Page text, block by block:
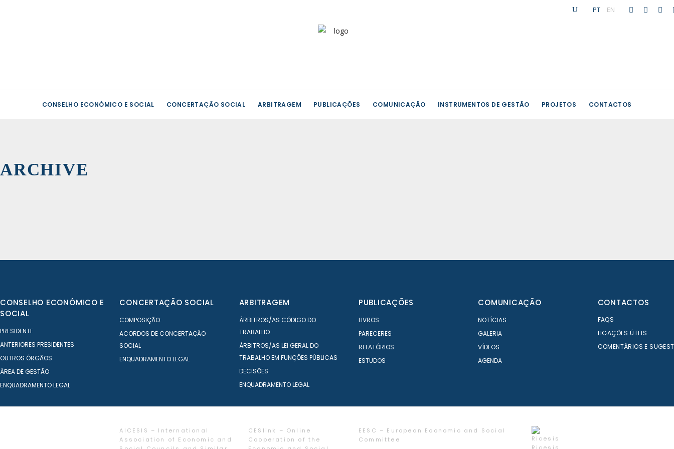
PT EN
CONSELHO ECONÓMICO E SOCIAL CONCERTAÇÃO SOCIAL ARBITRAGEM PUBLICAÇÕES COMUNICAÇÃO INSTRUMENTOS DE GESTÃO PROJETOS CONTACTOS
ARCHIVE
CONSELHO ECONÓMICO E
SOCIAL
PRESIDENTE
ANTERIORES PRESIDENTES
OUTROS ÓRGÃOS
ÁREA DE GESTÃO
ENQUADRAMENTO LEGAL
CONCERTAÇÃO SOCIAL
COMPOSIÇÃO
ACORDOS DE CONCERTAÇÃO
SOCIAL
ENQUADRAMENTO LEGAL
ARBITRAGEM
ÁRBITROS/AS CÓDIGO DO
TRABALHO
ÁRBITROS/AS LEI GERAL DO
TRABALHO EM FUNÇÕES PÚBLICAS
DECISÕES
ENQUADRAMENTO LEGAL
PUBLICAÇÕES
LIVROS
PARECERES
RELATÓRIOS
ESTUDOS
COMUNICAÇÃO
NOTÍCIAS
GALERIA
VÍDEOS
AGENDA
CONTACTOS
FAQS
LIGAÇÕES ÚTEIS
COMENTÁRIOS E
AICESIS – International
Association of Economic and
CESlink – Online
Cooperation of the
EESC – European Economic and Social
Committee